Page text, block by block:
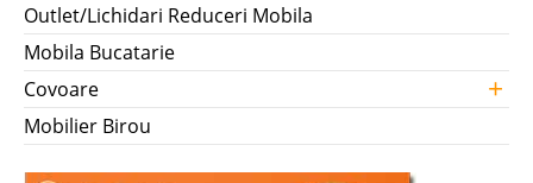
Outlet/Lichidari Reduceri Mobila
Mobila Bucatarie
Covoare
+
Mobilier Birou